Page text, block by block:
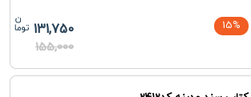
15%
131,750
155,000